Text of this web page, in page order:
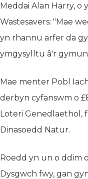
Meddai Alan Harry, o
Wastesavers: "Mae
yn rhannu arfer da
ymgysylltu â'r
Mae menter Pobl
derbyn cyfanswm o
Loteri Genedlaethol,
Dinasoedd Natur.
Roedd yn un o ddim
Dysgwch fwy, gan